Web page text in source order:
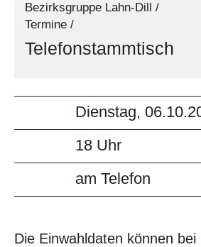
Bezirksgruppe Lahn-Dill /
Termine /
Telefonstammtisch
Dienstag,
18 Uhr
am Telefon
Die Einwahldaten können bei